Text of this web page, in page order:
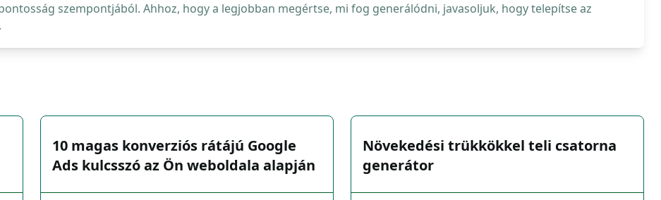
szempontjából. Ahhoz, hogy a legjobban megértse, mi fog generálódni, javasoljuk, hogy telepítse az
10 magas konverziós rátájú Google
Ads kulcsszó az Ön weboldala alapján
Növekedési trükkökkel teli csatorna
generátor